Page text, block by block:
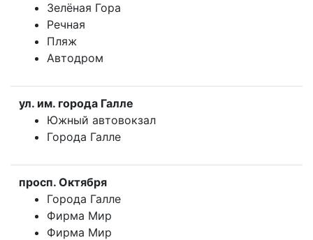
Зелёная Гора
Речная
Пляж
Автодром
ул. им. города Галле
Южный автовокзал
Города Галле
просп. Октября
Города Галле
Фирма Мир
Фирма Мир